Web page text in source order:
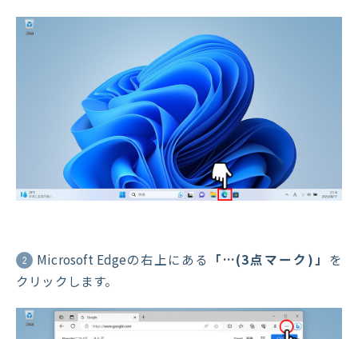
2 Microsoft Edgeの右上にある 「…(3点マーク)」 を
クリックします。